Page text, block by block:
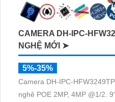
CAMERA DH-IPC-
NGHỆ MỚI ➤
5%-35%
Camera DH-IPC-
nghê POE 2MP, 4MP @1/2.